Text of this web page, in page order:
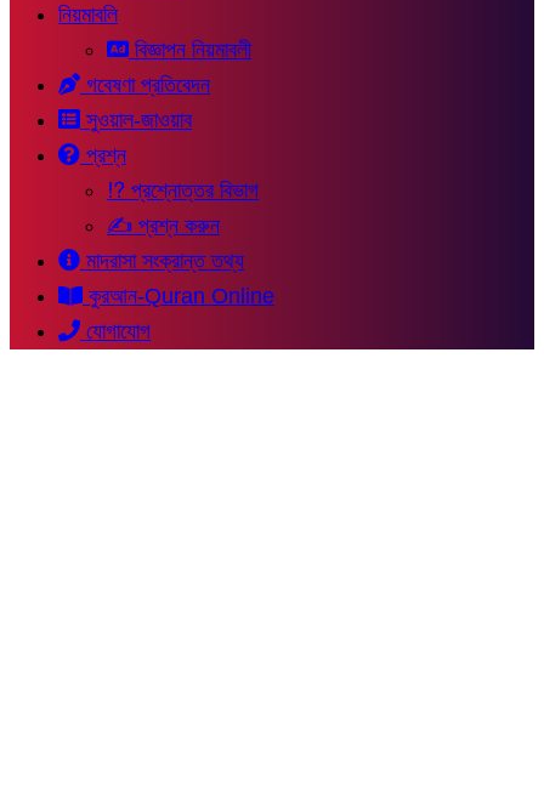
নিয়মাবলি
বিজ্ঞাপন নিয়মাবলী
গবেষণা প্রতিবেদন
সুওয়াল-জাওয়াব
প্রশ্ন
⁉ প্রশ্নোত্তর বিভাগ
✍ প্রশ্ন করুন
মাদরাসা সংক্রান্ত তথ্য
কুরআন-Quran Online
যোগাযোগ